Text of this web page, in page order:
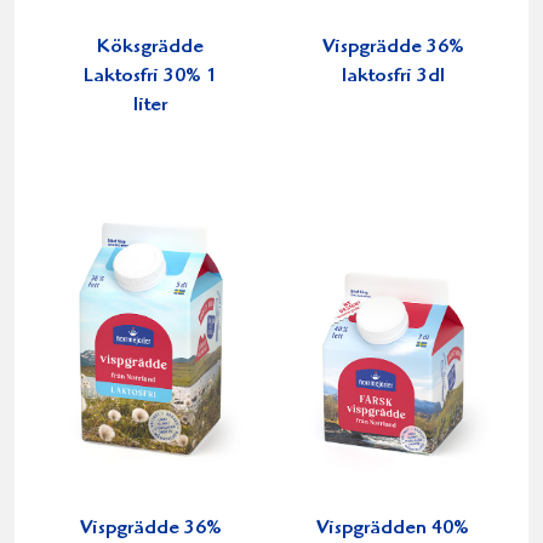
Köksgrädde
Laktosfri 30% 1
liter
Vispgrädde 36%
laktosfri 3dl
Vispgrädde 36%
Vispgrädden 40%